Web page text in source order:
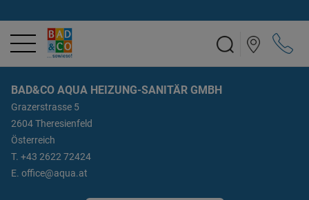
BAD&CO AQUA HEIZUNG-SANITÄR GMBH
Grazerstrasse 5
2604 Theresienfeld
Österreich
T. +43 2622 72424
E. office@aqua.at